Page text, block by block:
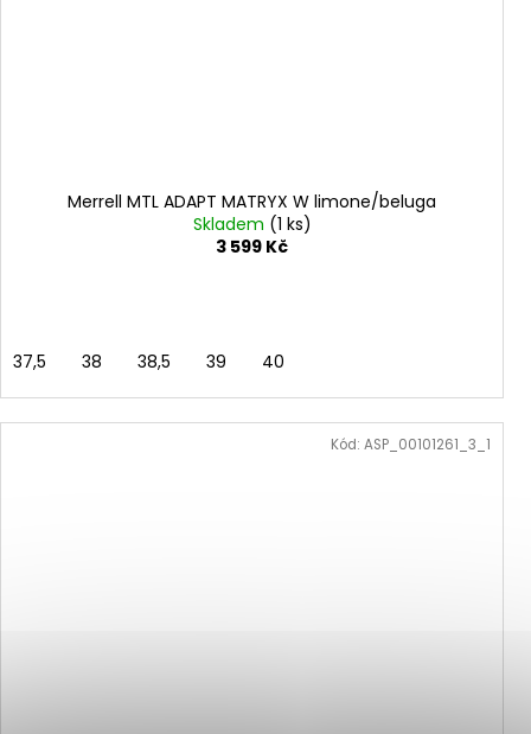
Merrell MTL ADAPT MATRYX W limone/beluga
Skladem (1 ks)
3 599 Kč
37,5 38 38,5 39 40
Kód: ASP_00101261_3_1